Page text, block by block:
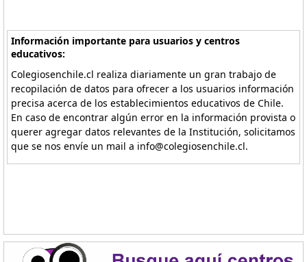
Información importante para usuarios y centros
educativos:
Colegiosenchile.cl realiza diariamente un gran trabajo de
recopilación de datos para ofrecer a los usuarios información
precisa acerca de los establecimientos educativos de Chile.
En caso de encontrar algún error en la información provista o
querer agregar datos relevantes de la Institución, solicitamos
que se nos envíe un mail a info@colegiosenchile.cl.